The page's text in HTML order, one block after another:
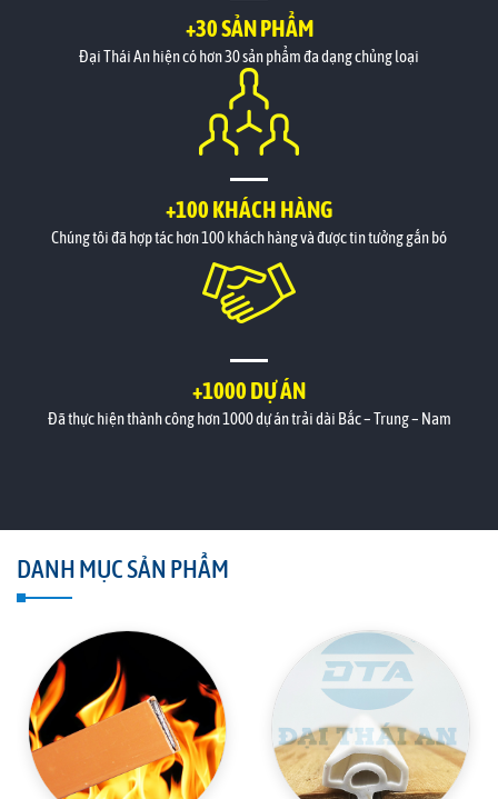
+30 SẢN PHẨM
Đại Thái An hiện có hơn 30 sản phẩm đa dạng chủng loại
+100 KHÁCH HÀNG
Chúng tôi đã hợp tác hơn 100 khách hàng và được tin tưởng gắn bó
+1000 DỰ ÁN
Đã thực hiện thành công hơn 1000 dự án trải dài Bắc – Trung – Nam
DANH MỤC SẢN PHẨM